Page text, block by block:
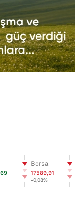
Borsa
17589,91
-0,08%